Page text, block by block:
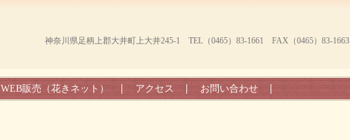
神奈川県足柄上郡大井町上大井245-1 TEL（0465）83-1661 FAX（0465）83-1663
WEB販売（花きネット） アクセス お問い合わせ